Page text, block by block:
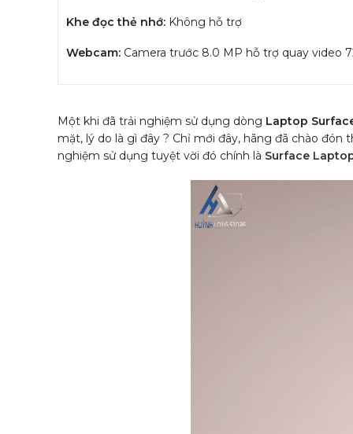
Khe đọc thẻ nhớ: Không hỗ trợ
Webcam: Camera trước 8.0 MP hỗ trợ quay video
Một khi đã trải nghiệm sử dụng dòng Laptop
mặt, lý do là gì đây ? Chỉ mới đây, hãng đã chào đón
nghiệm sử dụng tuyệt vời đó chính là Surface